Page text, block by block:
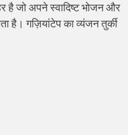
है जो अपने स्वादिष्ट भोजन और
है। गज़ियांटेप का व्यंजन तुर्की